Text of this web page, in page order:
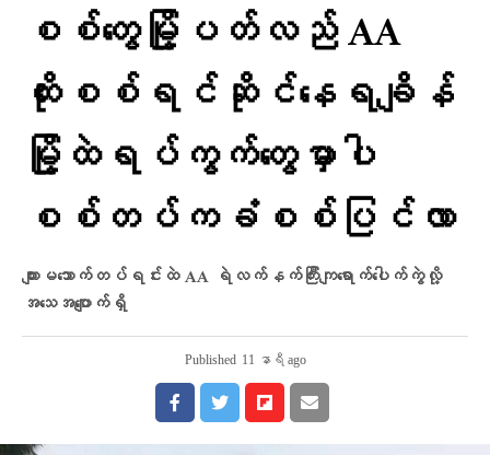
စစ်တွေမြို့ပတ်လည် AA
ထိုးစစ်ရင်ဆိုင်နေရချိန်
မြို့ထဲရပ်ကွက်တွေမှာပါ
စစ်တပ်ကခံစစ်ပြင်လာ
ကျားမသောက်တပ်ရင်းထဲ AA ရဲလက်နက်ကြီးကျရောက်ပေါက်ကွဲလို့
အသေအပျောက်ရှိ
Published 11 နာရီ ago